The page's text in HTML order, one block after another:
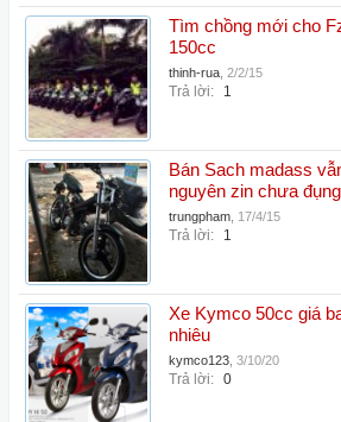
Tìm chồng mới cho
150cc
thinh-rua 2/2/15
Trả lời: 1
Bán Sach madass
nguyên zin chưa
trungpham 17/4/15
Trả lời: 1
Xe Kymco 50cc giá
nhiêu
kymco123 3/10/20
Trả lời: 0